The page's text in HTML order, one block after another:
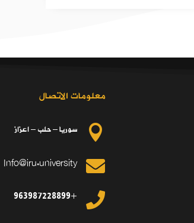
معلومات الاتصال

سوريا – حلب – اعزاز

Info@iru.university

+963987228899